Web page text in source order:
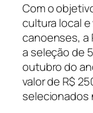
Com o
cultura local
canoenses, a
a seleção de
outubro do
valor de R$
selecionados